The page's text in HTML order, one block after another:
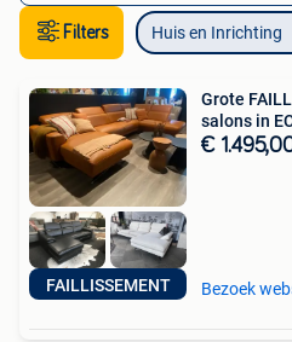
Filters Huis en Inrichting
FAILLISSEMENT
Grote
salons in
€
Bezoek